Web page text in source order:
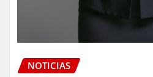
NOTICIAS